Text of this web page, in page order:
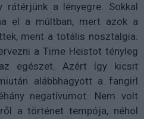
a lényegre. Sokkal
el a múltban, mert azok a
ment a totális nosztalgia.
a Time Heistot tényleg
egészet. Azért így kicsit
alábbhagyott a fangirl
negatívumot. Nem volt
a történet tempója, néhol